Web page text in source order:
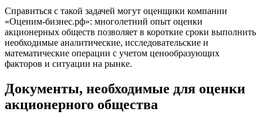
Справиться с такой задачей могут оценщики компании
«Оценим-бизнес.рф»: многолетний опыт оценки
акционерных обществ позволяет в короткие сроки выполнить
необходимые аналитические, исследовательские и
математические операции с учетом ценообразующих
факторов и ситуации на рынке.
Документы, необходимые для оценки
акционерного общества
Губкинский
Гуково
Гулькевичи
Гусь-Хрустальный
Дербент
Джанкой